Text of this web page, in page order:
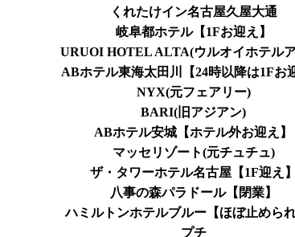
くれたけイン名古屋久屋大通
岐阜都ホテル【1Fお迎え】
URUOI HOTEL ALTA(ウルオイホテル
ABホテル東海太田川【24時以降は1Fお
NYX(元フェアリー)
BARI(旧アジアン)
ABホテル安城【ホテル外お迎え】
マッセリゾート(元チュチュ)
ザ・タワーホテル名古屋【1F迎え】
八事の森パラドール【閉業】
ハミルトンホテルブルー【ほぼ止められ
プチ